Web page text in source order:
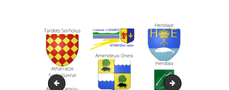
ACCUEIL
LURZAINDIA
NOUS SOUTENIR!
ACTU / BLOG
Commencez votre journée(4) 2-modified